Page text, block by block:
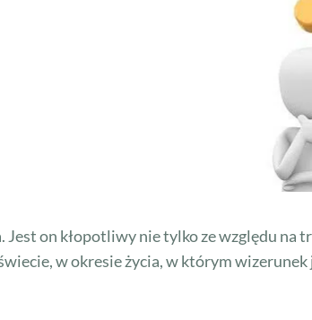
on kłopotliwy nie tylko ze względu na
w okresie życia, w którym